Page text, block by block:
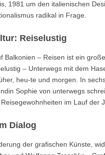
1981 um den italienischen
radikal in Frage.
Reiselustig
– Reisen ist ein
– Unterwegs mit dem
heu-te und morgen. In
Sophie von unterwegs
im Lauf der
Dialog
der grafischen Künste,